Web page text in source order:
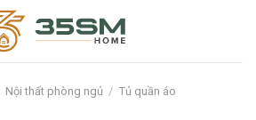
Nội thất phòng ngủ / Tủ quần áo